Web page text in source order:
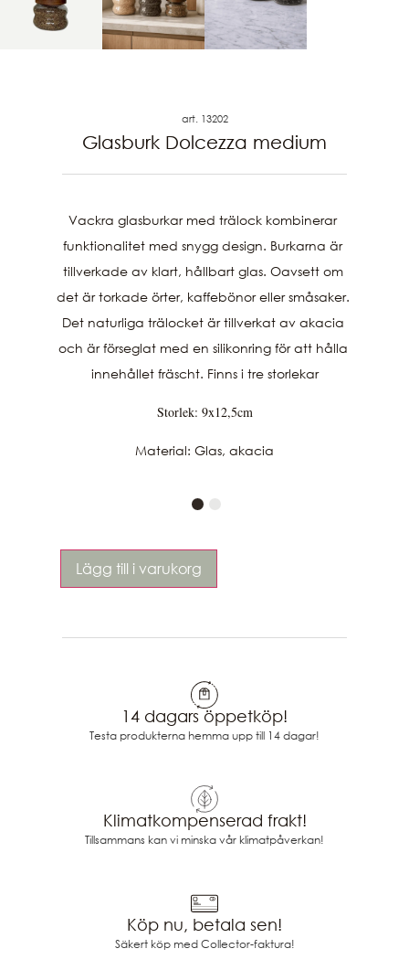
art. 13202
Glasburk Dolcezza medium
Vackra glasburkar med trälock kombinerar
funktionalitet med snygg design. Burkarna är
tillverkade av klart, hållbart glas. Oavsett om
det är torkade örter, kaffebönor eller småsaker.
Det naturliga trälocket är tillverkat av akacia
och är förseglat med en silikonring för att hålla
innehållet fräscht. Finns i tre storlekar
Storlek: 9x12,5cm
Material: Glas, akacia
Lägg till i varukorg
14 dagars öppetköp!
Testa produkterna hemma upp till 14 dagar!
Klimatkompenserad frakt!
Tillsammans kan vi minska vår klimatpåverkan!
Köp nu, betala sen!
Säkert köp med Collector-faktura!